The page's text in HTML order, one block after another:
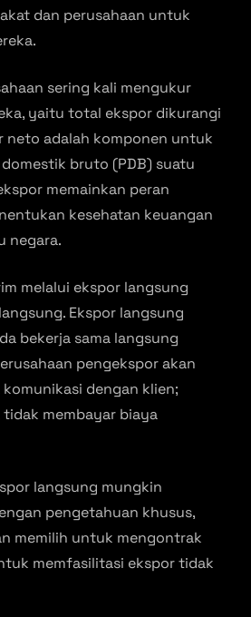
dan perusahaan untuk
sering kali mengukur
yaitu total ekspor dikurangi
neto adalah komponen untuk
bruto (PDB) suatu
memainkan peran
kesehatan keuangan
negara.
melalui ekspor langsung
Ekspor langsung
bekerja sama langsung
pengekspor akan
dengan klien;
membayar biaya
langsung mungkin
pengetahuan khusus,
memilih untuk mengontrak
memfasilitasi ekspor tidak